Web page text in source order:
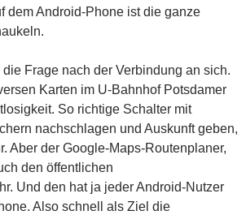
dem Android-Phone ist die ganze
Frage nach der Verbindung an sich.
Karten im U-Bahnhof Potsdamer
So richtige Schalter mit
nachschlagen und Auskunft geben,
Aber der Google-Maps-Routenplaner,
den öffentlichen
Und den hat ja jeder Android-Nutzer
Also schnell als Ziel die